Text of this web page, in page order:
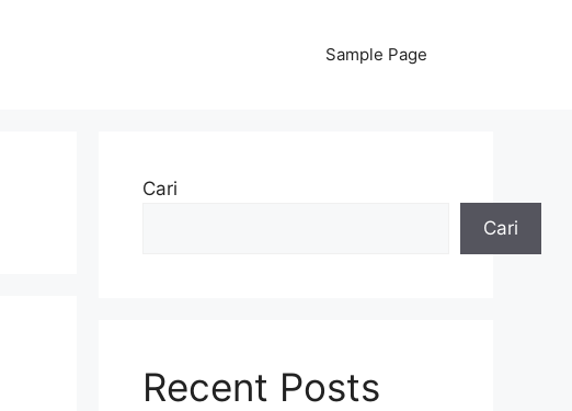
Sample Page
Cari
Cari
Recent Posts